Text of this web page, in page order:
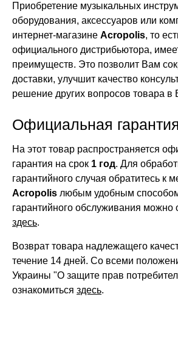
Приобретение музыкальных
оборудования, аксессуаров или
интернет-магазине Acropolis, то
официального дистрибьютора,
преимуществ. Это позволит Вам
доставки, улучшит качество
решение других вопросов товара в
Официальная гарантия
На этот товар распространяется
гарантия на срок 1 год. Для
гарантийного случая обратитесь к
Acropolis любым удобным
гарантийного обслуживания можно
здесь.
Возврат товара надлежащего
течение 14 дней. Со всеми
Украины "О защите прав
ознакомиться здесь.